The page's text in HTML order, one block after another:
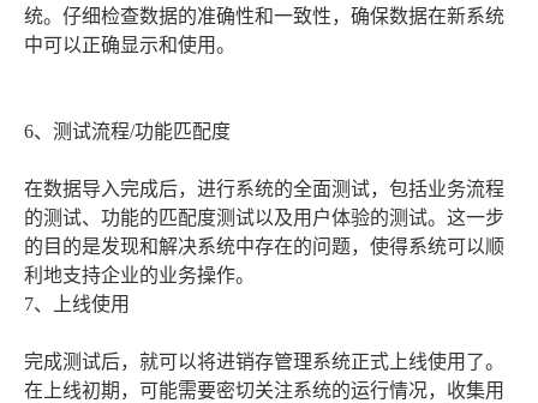
统。仔细检查数据的准确性和一致性，确保数据在新系统
中可以正确显示和使用。
6、测试流程/功能匹配度
在数据导入完成后，进行系统的全面测试，包括业务流程
的测试、功能的匹配度测试以及用户体验的测试。这一步
的目的是发现和解决系统中存在的问题，使得系统可以顺
利地支持企业的业务操作。
7、上线使用
完成测试后，就可以将进销存管理系统正式上线使用了。
在上线初期，可能需要密切关注系统的运行情况，收集用